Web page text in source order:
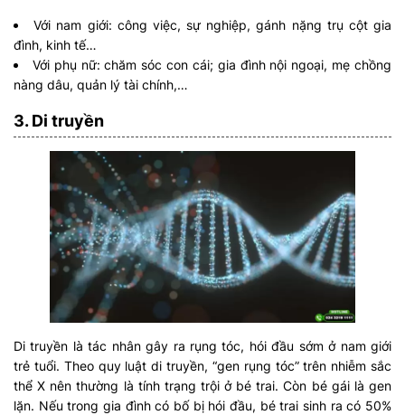
Với nam giới: công việc, sự nghiệp, gánh nặng trụ cột gia
đình, kinh tế…
Với phụ nữ: chăm sóc con cái; gia đình nội ngoại, mẹ chồng
nàng dâu, quản lý tài chính,…
3. Di truyền
Di truyền là tác nhân gây ra rụng tóc, hói đầu sớm ở nam giới
trẻ tuổi. Theo quy luật di truyền, “gen rụng tóc” trên nhiễm sắc
thể X nên thường là tính trạng trội ở bé trai. Còn bé gái là gen
lặn. Nếu trong gia đình có bố bị hói đầu, bé trai sinh ra có 50%